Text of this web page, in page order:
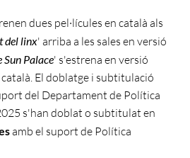
dues pel·lícules en català als
del linx' arriba a les sales en versió
Sun Palace' s'estrena en versió
El doblatge i subtitulació
del Departament de Política
s'han doblat o subtitulat en
amb el suport de Política